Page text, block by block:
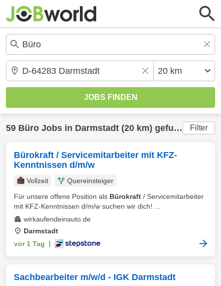
59 Büro Jobs in Darmstadt (20 km) gefunden Filter
Bürokraft / Servicemitarbeiter mit KFZ-
Kenntnissen d/m/w
Vollzeit
Quereinsteiger
Für unsere offene Position als Bürokraft / Servicemitarbeiter
mit KFZ-Kenntnissen d/m/w suchen wir dich! ...
wirkaufendeinauto.de
Darmstadt
vor 1 Tag
Sachbearbeiter m/w/d - IGK Darmstadt